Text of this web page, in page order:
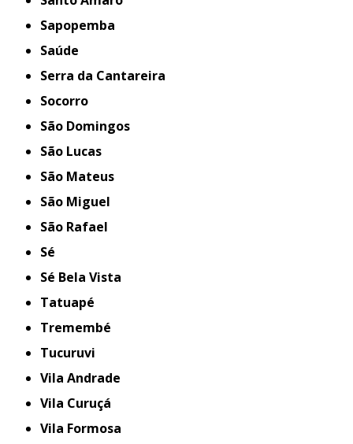
Sapopemba
Saúde
Serra da Cantareira
Socorro
São Domingos
São Lucas
São Mateus
São Miguel
São Rafael
Sé
Sé Bela Vista
Tatuapé
Tremembé
Tucuruvi
Vila Andrade
Vila Curuçá
Vila Formosa